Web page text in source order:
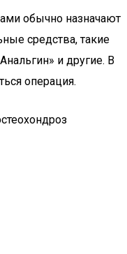
обычно назначают
средства, такие
и другие. В
операция.